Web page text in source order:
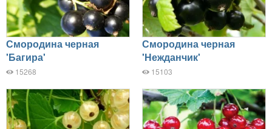
Смородина черная
'Багира'
15268
Смородина черная
'Нежданчик'
15103